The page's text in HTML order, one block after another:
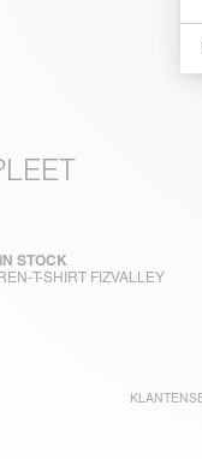
T-SHIRT FIZVALLEY
STOCK